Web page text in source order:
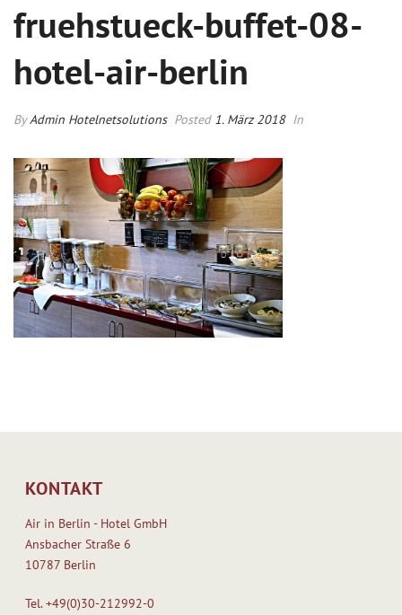
fruehstueck-buffet-08-
hotel-air-berlin
ByAdmin Hotelnetsolutions Posted 1. März 2018 In
KONTAKT
Air in Berlin - Hotel GmbH
Ansbacher Straße 6
10787 Berlin
Tel.+49(0)30-212992-0